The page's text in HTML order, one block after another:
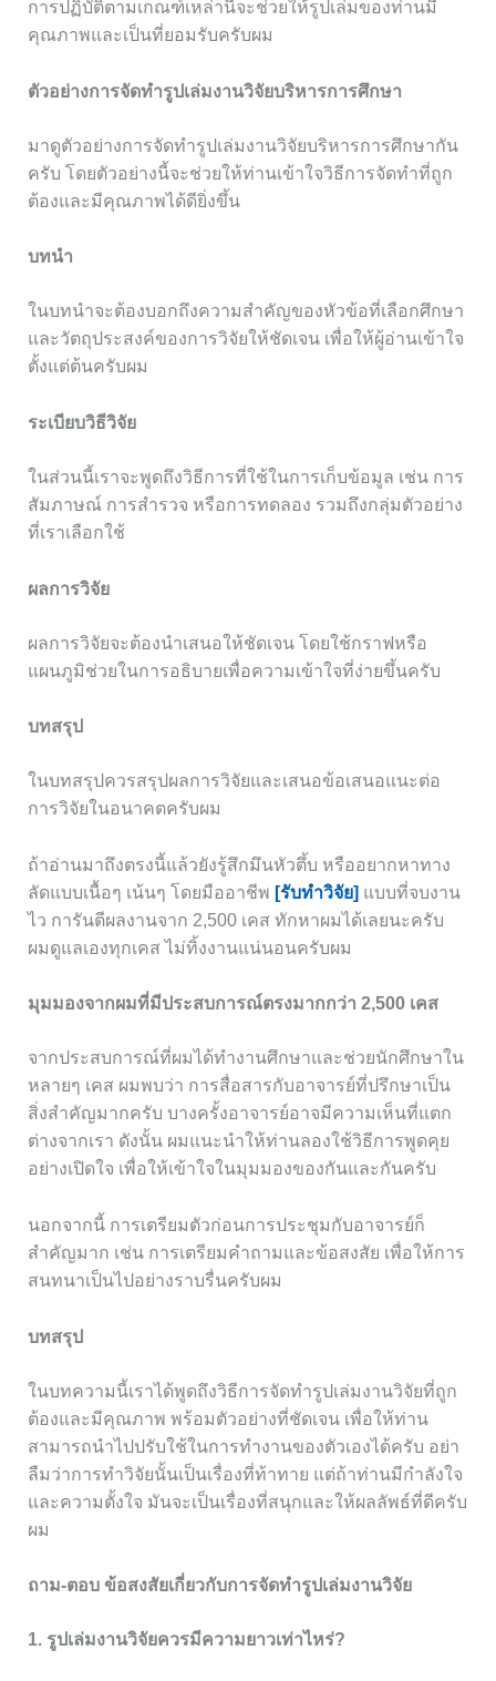
การปฏิบัติตามเกณฑ์เหล่านี้จะช่วยให้รูปเล่มของท่านมี
คุณภาพและเป็นที่ยอมรับครับผม
ตัวอย่างการจัดทำรูปเล่มงานวิจัยบริหารการศึกษา
มาดูตัวอย่างการจัดทำรูปเล่มงานวิจัยบริหารการศึกษากัน
ครับ โดยตัวอย่างนี้จะช่วยให้ท่านเข้าใจวิธีการจัดทำที่ถูก
ต้องและมีคุณภาพได้ดียิ่งขึ้น
บทนำ
ในบทนำจะต้องบอกถึงความสำคัญของหัวข้อที่เลือกศึกษา
และวัตถุประสงค์ของการวิจัยให้ชัดเจน เพื่อให้ผู้อ่านเข้าใจ
ตั้งแต่ต้นครับผม
ระเบียบวิธีวิจัย
ในส่วนนี้เราจะพูดถึงวิธีการที่ใช้ในการเก็บข้อมูล เช่น การ
สัมภาษณ์ การสำรวจ หรือการทดลอง รวมถึงกลุ่มตัวอย่าง
ที่เราเลือกใช้
ผลการวิจัย
ผลการวิจัยจะต้องนำเสนอให้ชัดเจน โดยใช้กราฟหรือ
แผนภูมิช่วยในการอธิบายเพื่อความเข้าใจที่ง่ายขึ้นครับ
บทสรุป
ในบทสรุปควรสรุปผลการวิจัยและเสนอข้อเสนอแนะต่อ
การวิจัยในอนาคตครับผม
ถ้าอ่านมาถึงตรงนี้แล้วยังรู้สึกมึนหัวตึ้บ หรืออยากหาทาง
ลัดแบบเนื้อๆ เน้นๆ โดยมืออาชีพ [รับทำวิจัย] แบบที่จบงาน
ไว การันตีผลงานจาก 2,500 เคส ทักหาผมได้เลยนะครับ
ผมดูแลเองทุกเคส ไม่ทิ้งงานแน่นอนครับผม
มุมมองจากผมที่มีประสบการณ์ตรงมากกว่า 2,500 เคส
จากประสบการณ์ที่ผมได้ทำงานศึกษาและช่วยนักศึกษาใน
หลายๆ เคส ผมพบว่า การสื่อสารกับอาจารย์ที่ปรึกษาเป็น
สิ่งสำคัญมากครับ บางครั้งอาจารย์อาจมีความเห็นที่แตก
ต่างจากเรา ดังนั้น ผมแนะนำให้ท่านลองใช้วิธีการพูดคุย
อย่างเปิดใจ เพื่อให้เข้าใจในมุมมองของกันและกันครับ
นอกจากนี้ การเตรียมตัวก่อนการประชุมกับอาจารย์ก็
สำคัญมาก เช่น การเตรียมคำถามและข้อสงสัย เพื่อให้การ
สนทนาเป็นไปอย่างราบรื่นครับผม
บทสรุป
ในบทความนี้เราได้พูดถึงวิธีการจัดทำรูปเล่มงานวิจัยที่ถูก
ต้องและมีคุณภาพ พร้อมตัวอย่างที่ชัดเจน เพื่อให้ท่าน
สามารถนำไปปรับใช้ในการทำงานของตัวเองได้ครับ อย่า
ลืมว่าการทำวิจัยนั้นเป็นเรื่องที่ท้าทาย แต่ถ้าท่านมีกำลังใจ
และความตั้งใจ มันจะเป็นเรื่องที่สนุกและให้ผลลัพธ์ที่ดีครับ
ผม
ถาม-ตอบ ข้อสงสัยเกี่ยวกับการจัดทำรูปเล่มงานวิจัย
1. รูปเล่มงานวิจัยควรมีความยาวเท่าไหร่?